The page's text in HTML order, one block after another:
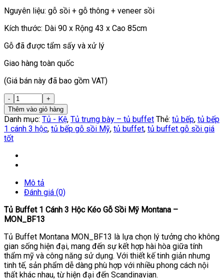
Nguyên liệu: gỗ sồi + gỗ thông + veneer sồi
Kích thước: Dài 90 x Rộng 43 x Cao 85cm
Gỗ đã được tẩm sấy và xử lý
Giao hàng toàn quốc
(Giá bán này đã bao gồm VAT)
Thêm vào giỏ hàng
Danh mục: Tủ - Kệ, Tủ trưng bày – tủ buffet Thẻ: tủ bếp, tủ bếp
1 cánh 3 hộc, tủ bếp gỗ sồi Mỹ, tủ buffet, tủ buffet gỗ sồi giá
tốt
Mô tả
Đánh giá (0)
Tủ Buffet 1 Cánh 3 Hộc Kéo Gỗ Sồi Mỹ Montana –
MON_BF13
Tủ Buffet Montana MON_BF13 là lựa chọn lý tưởng cho không
gian sống hiện đại, mang đến sự kết hợp hài hòa giữa tính
thẩm mỹ và công năng sử dụng. Với thiết kế tinh giản nhưng
tinh tế, sản phẩm dễ dàng phù hợp với nhiều phong cách nội
thất khác nhau, từ hiện đại đến Scandinavian.